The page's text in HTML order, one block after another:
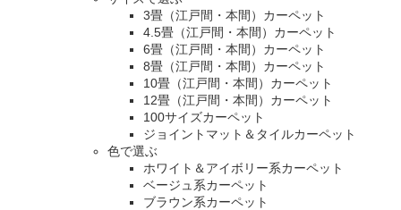
3畳（江戸間・本間）カーペット
4.5畳（江戸間・本間）カーペット
6畳（江戸間・本間）カーペット
8畳（江戸間・本間）カーペット
10畳（江戸間・本間）カーペット
12畳（江戸間・本間）カーペット
100サイズカーペット
ジョイントマット＆タイルカーペット
色で選ぶ
ホワイト＆アイボリー系カーペット
ベージュ系カーペット
ブラウン系カーペット